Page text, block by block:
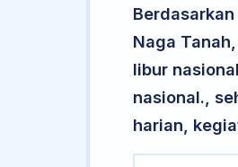
Naga
libur
nasional.,
harian,